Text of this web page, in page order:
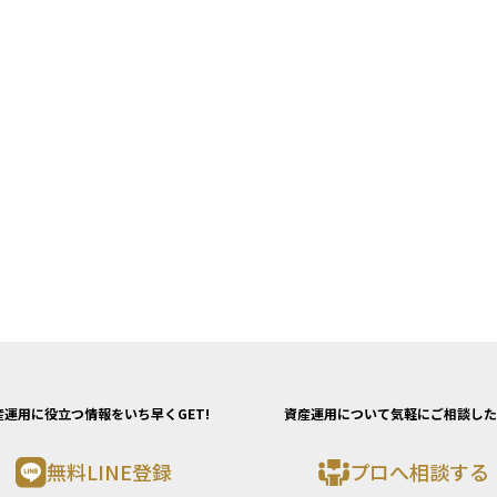
運用に役立つ情報をいち早くGET!
無料LINE登録
資産運用について気軽にご相談し
プロへ相談する